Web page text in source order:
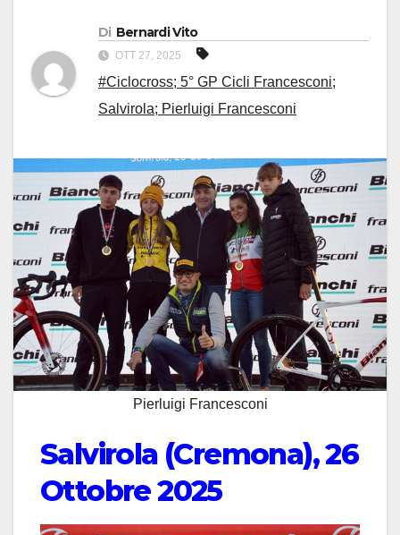
Di Bernardi Vito
OTT 27, 2025
#Ciclocross; 5° GP Cicli Francesconi;
Salvirola; Pierluigi Francesconi
Pierluigi Francesconi
Salvirola (Cremona), 26
Ottobre 2025